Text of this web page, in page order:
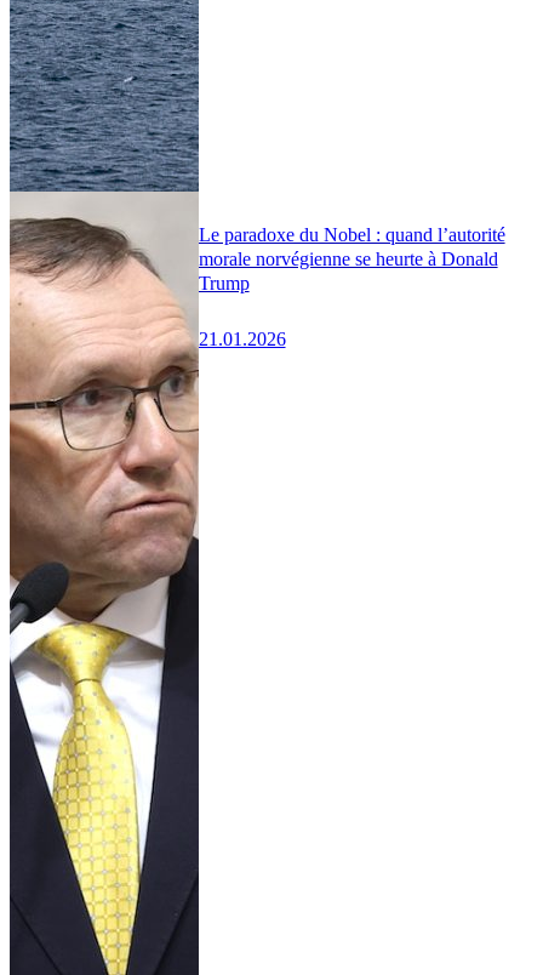
Le paradoxe du Nobel : quand l’autorité
morale norvégienne se heurte à Donald
Trump
21.01.2026